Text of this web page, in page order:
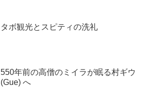
タボ観光とスピティの洗礼
550年前の高僧のミイラが眠る村ギウ
(Gue) へ